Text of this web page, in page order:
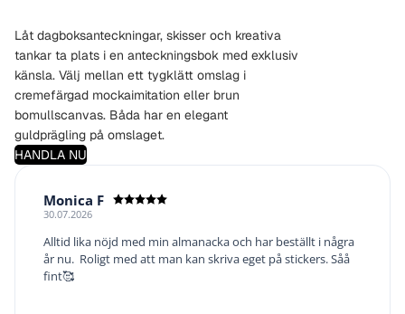
Låt dagboksanteckningar, skisser och kreativa
tankar ta plats i en anteckningsbok med exklusiv
känsla. Välj mellan ett tygklätt omslag i
cremefärgad mockaimitation eller brun
bomullscanvas. Båda har en elegant
guldprägling på omslaget.
HANDLA NU
Författare:
Monica F
Datum:
30.07.2026
Text:
Alltid lika nöjd med min almanacka och har beställt i några
år nu. Roligt med att man kan skriva eget på stickers. Såå
fint🥰